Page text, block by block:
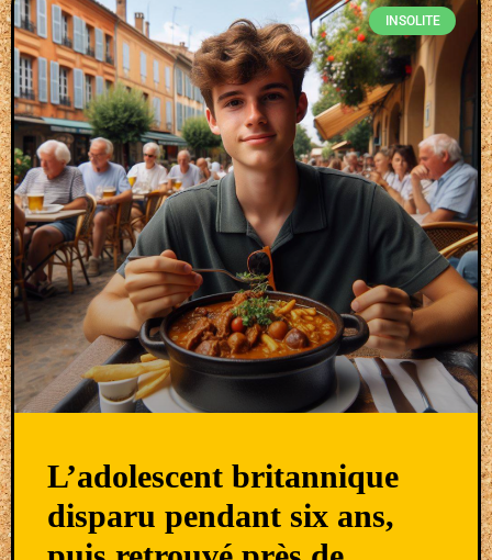
INSOLITE
L’adolescent britannique
disparu pendant six ans,